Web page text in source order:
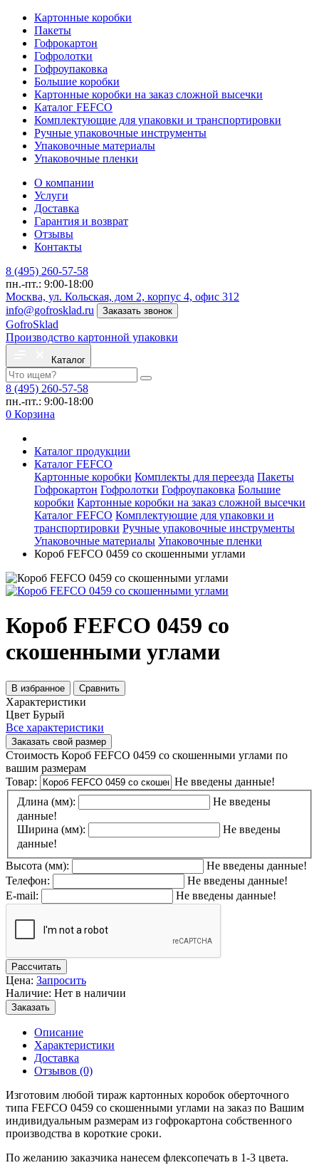
Картонные коробки
Пакеты
Гофрокартон
Гофролотки
Гофроупаковка
Большие коробки
Картонные коробки на заказ сложной высечки
Каталог FEFCO
Комплектующие для упаковки и транспортировки
Ручные упаковочные инструменты
Упаковочные материалы
Упаковочные пленки
О компании
Услуги
Доставка
Гарантия и возврат
Отзывы
Контакты
8 (495) 260-57-58
пн.-пт.: 9:00-18:00
Москва, ул. Кольская, дом 2, корпус 4, офис 312
info@gofrosklad.ru
Заказать звонок
GofroSklad
Производство картонной упаковки
Каталог
8 (495) 260-57-58
пн.-пт.: 9:00-18:00
0 Корзина
Каталог продукции
Каталог FEFCO
Картонные коробки Комплекты для переезда Пакеты
Гофрокартон Гофролотки Гофроупаковка Большие
коробки Картонные коробки на заказ сложной высечки
Каталог FEFCO Комплектующие для упаковки и
транспортировки Ручные упаковочные инструменты
Упаковочные материалы Упаковочные пленки
Короб FEFCO 0459 со скошенными углами
Короб FEFCO 0459 со
скошенными углами
В избранное Сравнить
Характеристики
Цвет Бурый
Все характеристики
Заказать свой размер
Стоимость Короб FEFCO 0459 со скошенными углами по
вашим размерам
Товар:
Не введены данные!
Длина (мм):
Не введены
данные!
Ширина (мм):
Не введены
данные!
Высота (мм):
Не введены данные!
Телефон:
Не введены данные!
E-mail:
Не введены данные!
Рассчитать
Цена: Запросить
Наличие: Нет в наличии
Заказать
Описание
Характеристики
Доставка
Отзывов (0)
Изготовим любой тираж картонных коробок оберточного
типа FEFCO 0459 со скошенными углами на заказ по Вашим
индивидуальным размерам из гофрокартона собственного
производства в короткие сроки.
По желанию заказчика нанесем флексопечать в 1-3 цвета.